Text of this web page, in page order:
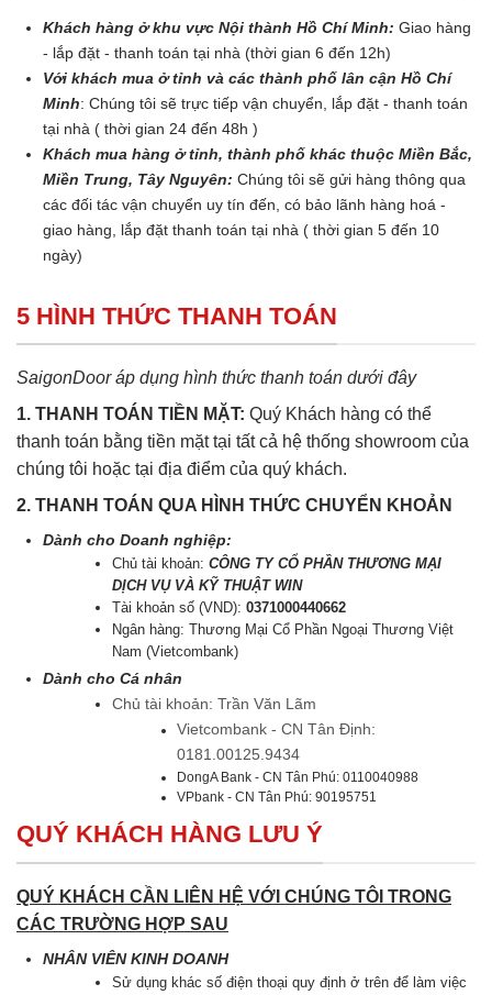
Khách hàng ở khu vực Nội thành Hồ Chí Minh: Giao hàng
- lắp đặt - thanh toán tại nhà (thời gian 6 đến 12h)
Với khách mua ở tỉnh và các thành phố lân cận Hồ Chí
Minh: Chúng tôi sẽ trực tiếp vận chuyển, lắp đặt - thanh toán
tại nhà ( thời gian 24 đến 48h )
Khách mua hàng ở tỉnh, thành phố khác thuộc Miền Bắc,
Miền Trung, Tây Nguyên: Chúng tôi sẽ gửi hàng thông qua
các đối tác vận chuyển uy tín đến, có bảo lãnh hàng hoá -
giao hàng, lắp đặt thanh toán tại nhà ( thời gian 5 đến 10
ngày)
5 HÌNH THỨC THANH TOÁN
SaigonDoor áp dụng hình thức thanh toán dưới đây
1. THANH TOÁN TIỀN MẶT: Quý Khách hàng có thể
thanh toán bằng tiền mặt tại tất cả hệ thống showroom của
chúng tôi hoặc tại địa điểm của quý khách.
2. THANH TOÁN QUA HÌNH THỨC CHUYỂN KHOẢN
Dành cho Doanh nghiệp:
Chủ tài khoản:CÔNG TY CỔ PHẦN THƯƠNG MẠI
DỊCH VỤ VÀ KỸ THUẬT WIN
Tài khoản số (VND):0371000440662
Ngân hàng: Thương Mại Cổ Phần Ngoại Thương Việt
Nam (Vietcombank)
Dành cho Cá nhân
Chủ tài khoản: Trần Văn Lãm
Vietcombank - CN Tân Định:
0181.00125.9434
DongA Bank - CN Tân Phú: 0110040988
VPbank - CN Tân Phú: 90195751
QUÝ KHÁCH HÀNG LƯU Ý
QUÝ KHÁCH CẦN LIÊN HỆ VỚI CHÚNG TÔI TRONG
CÁC TRƯỜNG HỢP SAU
NHÂN VIÊN KINH DOANH
Sử dụng khác số điện thoại quy định ở trên để làm việc